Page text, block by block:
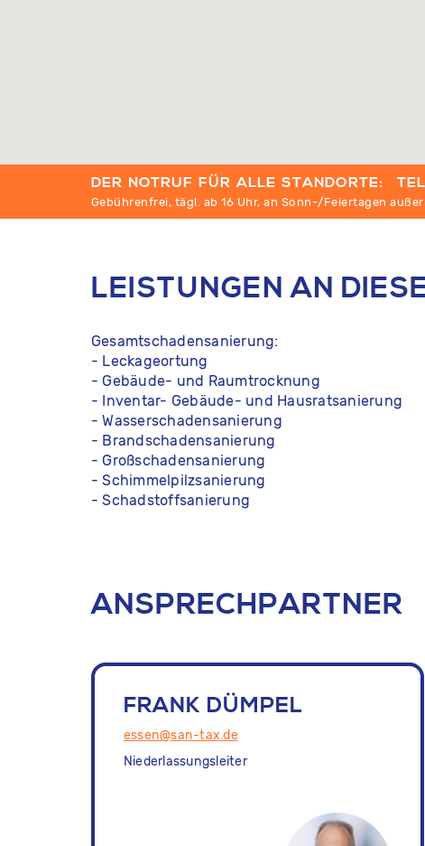
DER NOTRUF FÜR ALLE STANDORTE
Gebührenfrei, tägl. ab 16 Uhr, an Sonn-/Feiertagen
LEISTUNGEN AN
Gesamtschadensanierung:
- Leckageortung
- Gebäude- und Raumtrocknung
- Inventar- Gebäude- und Hausratsanierung
- Wasserschadensanierung
- Brandschadensanierung
- Großschadensanierung
- Schimmelpilzsanierung
- Schadstoffsanierung
ANSPRECHPARTNER
FRANK DÜMPEL
essen@san-tax.de
Niederlassungsleiter